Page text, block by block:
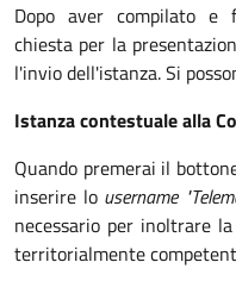
Dopo aver compilato e
chiesta per la
l'invio dell'istanza. Si
Istanza contestuale alla
Quando premerai il
inserire lo username
necessario per inoltrare
territorialmente